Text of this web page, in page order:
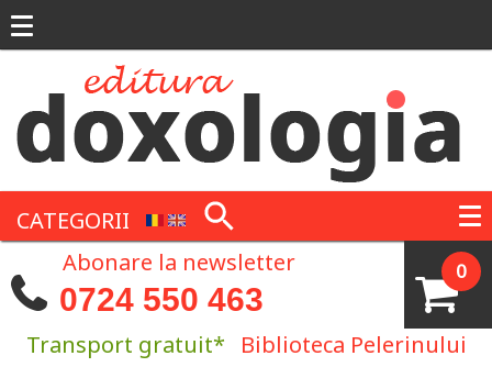
CATEGORII
0
Abonare la newsletter
0724 550 463
Transport gratuit* Biblioteca Pelerinului